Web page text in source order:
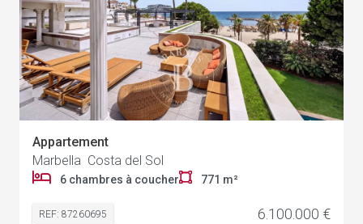
Appartement
Marbella Costa del Sol
6 chambres à coucher 771 m²
REF: 87260695 6.100.000 €